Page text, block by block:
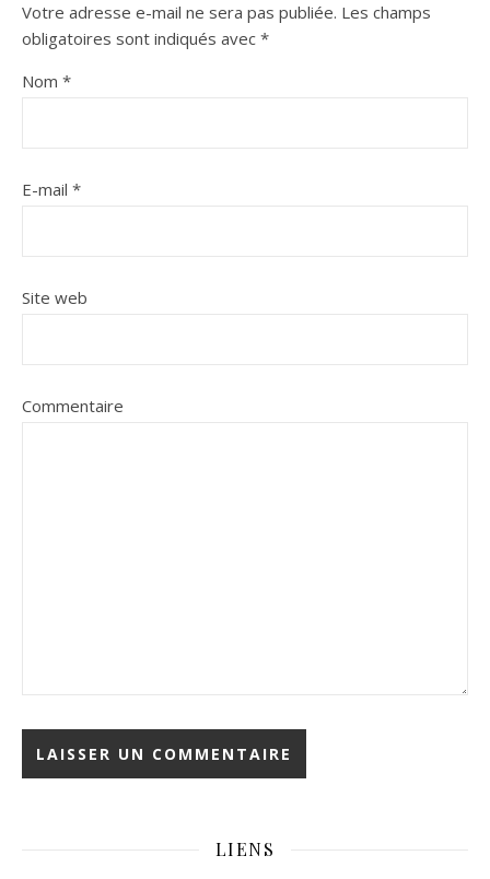
Votre adresse e-mail ne sera pas publiée. Les champs
obligatoires sont indiqués avec *
Nom *
E-mail *
Site web
Commentaire
LIENS